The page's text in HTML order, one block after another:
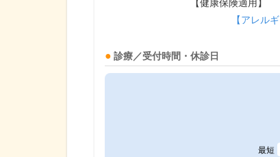
【健康保険適用】
【アレル
診療／受付時間・休診日
最短